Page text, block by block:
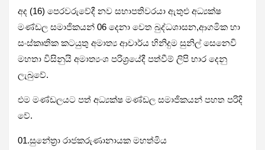
අද (16) පෙරවරුවේදී නව සභාපතිවරයා ඇතුළු අධ්‍යක්ෂ
මණ්ඩල සමාජිකයන් 06 දෙනා වෙත බුද්ධශාසන,ආගමික හා
සංස්කෘතික කටයුතු අමාත්‍ය ආචාර්ය හිනිදුම සුනිල් සෙනෙවි
මහතා විසිනුයි අමාත්‍යංශ පරිශ්‍රයේදී පත්වීම් ලිපි භාර දෙනු
ලැබුවේ.
එම මණ්ඩලයට පත් අධ්‍යක්ෂ මණ්ඩල සමාජිකයන් පහත පරිදි
වේ.
01.සුනේත්‍රා රාජකරුණානායක මහත්මිය